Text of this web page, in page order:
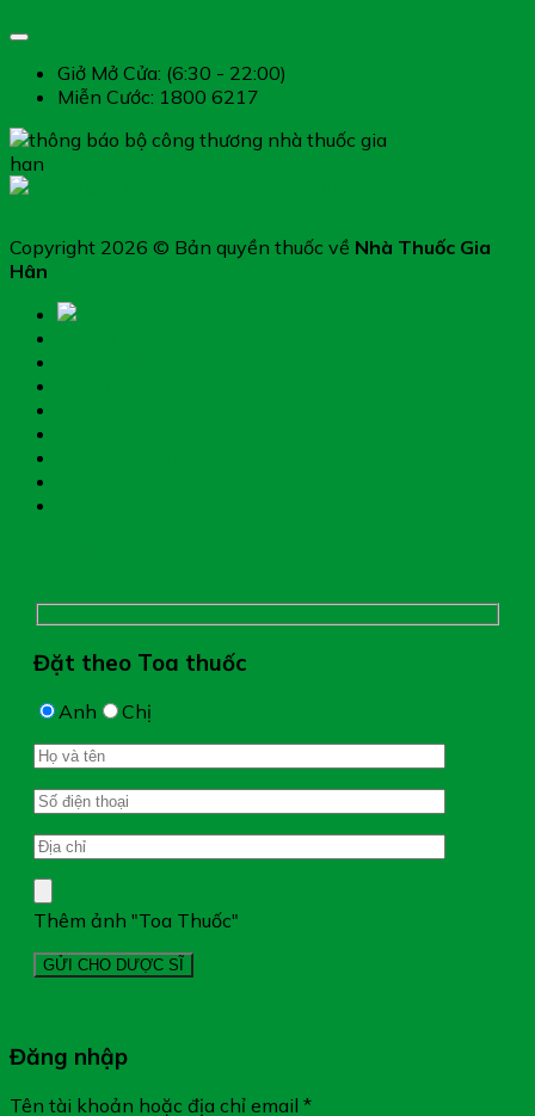
Giở Mở Cửa: (6:30 - 22:00)
Miễn Cước: 1800 6217
Copyright 2026 © Bản quyền thuốc về Nhà Thuốc Gia
Hân
Đặt theo Toa thuốc
Anh Chị
Thêm ảnh "Toa Thuốc"
Đăng nhập
Tên tài khoản hoặc địa chỉ email *